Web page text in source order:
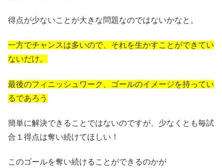
得点が少ないことが大きな問題なのではないかなと。
一方でチャンスは多いので、それを生かすことができてい
ないだけ。
最後のフィニッシュワーク、ゴールのイメージを持ってい
るであろう
簡単に解決できることではないのですが、少なくとも毎試
合１得点は奪い続けてほしい！
このゴールを奪い続けることができるのかが